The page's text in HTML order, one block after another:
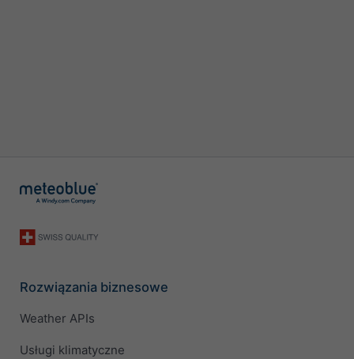
Rozwiązania biznesowe
Weather APIs
Usługi klimatyczne